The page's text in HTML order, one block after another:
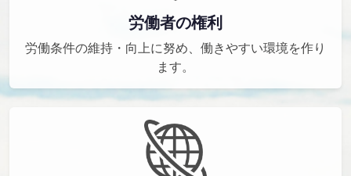
労働者の権利
労働条件の維持・向上に努め、働きやすい環境を作り
ます。